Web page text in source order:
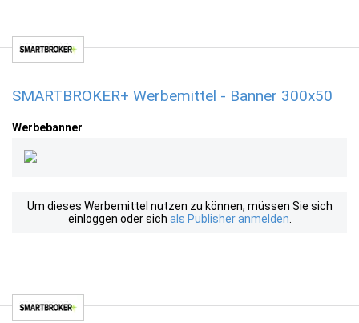
SMARTBROKER+ Werbemittel - Banner 300x50
Werbebanner
Um dieses Werbemittel nutzen zu können, müssen Sie sich
einloggen oder sich als Publisher anmelden